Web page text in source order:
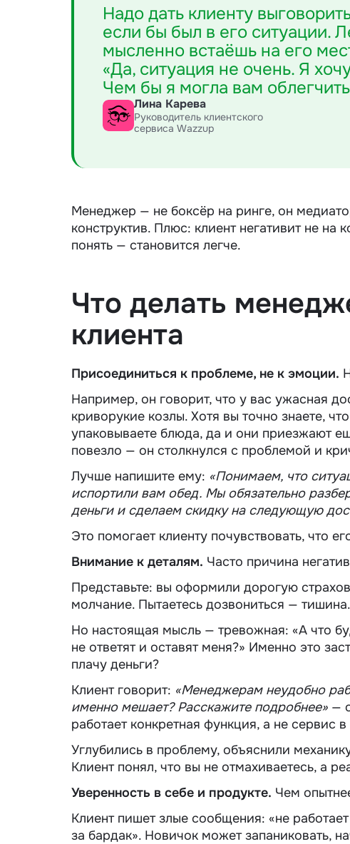
Надо дать клиенту
если бы был в его ситуации.
мысленно встаёшь на его
«Да, ситуация не очень. Я
Чем бы я могла вам
Лина Карева
Руководитель клиентского
сервиса Wazzup
Менеджер — не боксёр на ринге, он
конструктив. Плюс: клиент негативит не на
понять — становится легче.
Что делать
клиента
Присоединиться к проблеме, не к эмоции.
Например, он говорит, что у вас ужасная
криворукие козлы. Хотя вы точно знаете,
упаковываете блюда, да и они приезжают
повезло — он столкнулся с проблемой и
Лучше напишите ему: «Понимаем, что
испортили вам обед. Мы обязательно
деньги и сделаем скидку на следующую
Это помогает клиенту почувствовать, что
Внимание к деталям. Часто причина
Представьте: вы оформили дорогую
молчание. Пытаетесь дозвониться —
Но настоящая мысль — тревожная: «А что
не ответят и оставят меня?» Именно это
плачу деньги?
Клиент говорит: «Менеджерам неудобно
именно мешает? Расскажите подробнее» —
работает конкретная функция, а не сервис
Углубились в проблему, объяснили
Клиент понял, что вы не отмахиваетесь, а
Уверенность в себе и продукте. Чем
Клиент пишет злые сообщения: «не
за бардак». Новичок может запаниковать,